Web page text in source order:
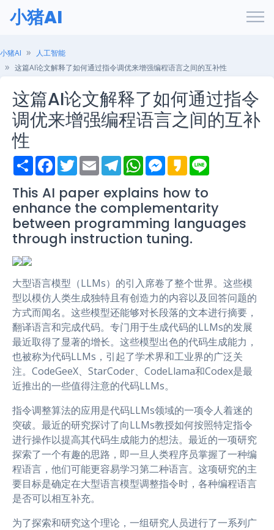
小猪AI
小猪AI
人工智能
这篇AI论文解释了如何通过指令调优来增强编程语言之间的互补性
这篇AI论文解释了如何通过指令
调优来增强编程语言之间的互补
性
S
h
r
e
F
a
e
b
o
o
k
T
w
t
t
e
r
E
m
T
e
e
g
r
a
m
W
h
t
s
A
p
p
M
e
s
e
n
g
e
r
K
a
a
o
This AI paper explains how to
enhance the complementarity
between programming languages
through instruction tuning.
大型语言模型（LLMs）的引入席卷了整个世界。这些模
型以模仿人类生成独特且有创造力的内容以及回答问题的
方式而闻名。这些模型还能够对长段落的文本进行摘要，
翻译语言和完成代码。专门用于生成代码的LLMs的发展
最近取得了显著的增长。这些模型出色的代码生成能力，
也被称为代码LLMs，引起了学术界和工业界的广泛关
注。CodeGeeX、StarCoder、CodeLlama和Codex是最
近推出的一些值得注意的代码LLMs。
指令调整算法的应用是代码LLMs领域的一项令人着迷的
突破。最近的研究探讨了向LLMs教授如何按照特定指令
进行操作以提高其代码生成能力的想法。最近的一项研究
探索了一个有趣的思路，即一旦人类程序员掌握了一种编
程语言，他们可能更容易学习第二种语言。这项研究的主
要目标是确定在大型语言模型调整指令时，各种编程语言
是否可以相互补充。
为了探索和研究这个理论，一组研究人员进行了一系列广